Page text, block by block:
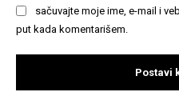
sačuvajte moje ime, e-mail i
put kada komentarišem.